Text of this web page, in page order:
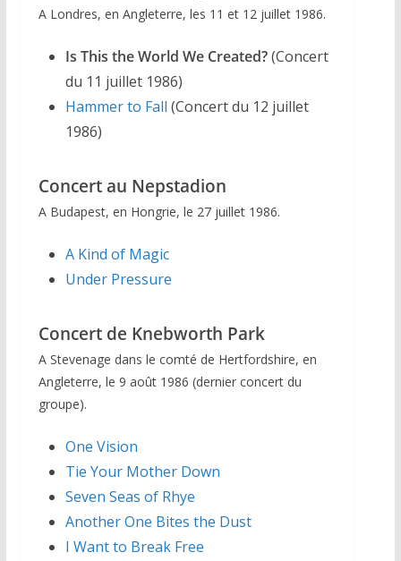
A Londres, en Angleterre, les 11 et 12 juillet 1986.
Is This the World We Created?(Concert
du 11 juillet 1986)
Hammer to Fall (Concert du 12 juillet
1986)
Concert au Nepstadion
A Budapest, en Hongrie, le 27 juillet 1986.
A Kind of Magic
Under Pressure
Concert de Knebworth Park
A Stevenage dans le comté de Hertfordshire, en
Angleterre, le 9 août 1986 (dernier concert du
groupe).
One Vision
Tie Your Mother Down
Seven Seas of Rhye
Another One Bites the Dust
I Want to Break Free